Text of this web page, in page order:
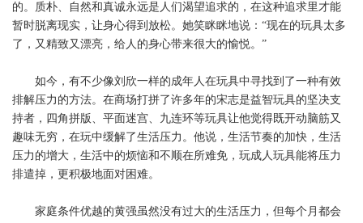
的。质朴、自然和真诚永远是人们渴望追求的，在这种追求里才能
暂时脱离现实，让身心得到放松。她笑眯眯地说：“现在的玩具太多
了，又精致又漂亮，给人的身心带来很大的愉悦。”
如今，有不少像刘欣一样的成年人在玩具中寻找到了一种有效
排解压力的方法。在商场打拼了许多年的宋志是益智玩具的坚决支
持者，四角拼版、平面迷宫、九连环等玩具让他觉得既开动脑筋又
趣味无穷，在玩中缓解了生活压力。他说，生活节奏的加快，生活
压力的增大，生活中的烦恼和不顺在所难免，玩成人玩具能将压力
排遣掉，更积极地面对困难。
家庭条件优越的黄强虽然没有过大的生活压力，但每个月都会